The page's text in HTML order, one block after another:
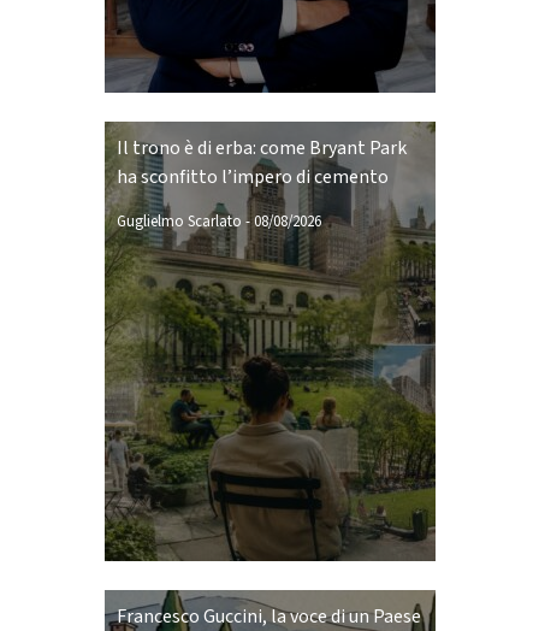
Il trono è di erba: come Bryant Park
ha sconfitto l’impero di cemento
Guglielmo Scarlato -08/08/2026
Francesco Guccini, la voce di un Paese